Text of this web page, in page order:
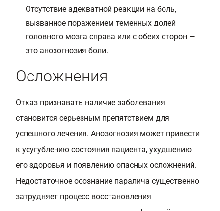
Отсутствие адекватной реакции на боль,
вызванное поражением теменных долей
головного мозга справа или с обеих сторон —
это анозогнозия боли.
Осложнения
Отказ признавать наличие заболевания
становится серьезным препятствием для
успешного лечения. Анозогнозия может привести
к усугублению состояния пациента, ухудшению
его здоровья и появлению опасных осложнений.
Недостаточное осознание паралича существенно
затрудняет процесс восстановления